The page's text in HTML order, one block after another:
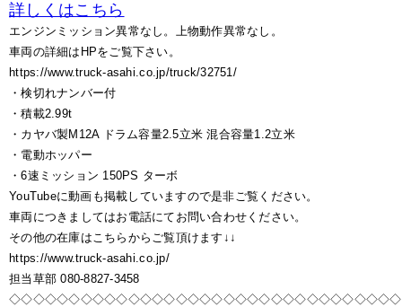
詳しくはこちら
エンジンミッション異常なし。上物動作異常なし。
車両の詳細はHPをご覧下さい。
https://www.truck-asahi.co.jp/truck/32751/
・検切れナンバー付
・積載2.99t
・カヤバ製M12A ドラム容量2.5立米 混合容量1.2立米
・電動ホッパー
・6速ミッション 150PS ターボ
YouTubeに動画も掲載していますので是非ご覧ください。
車両につきましてはお電話にてお問い合わせください。
その他の在庫はこちらからご覧頂けます↓↓
https://www.truck-asahi.co.jp/
担当草部 080-8827-3458